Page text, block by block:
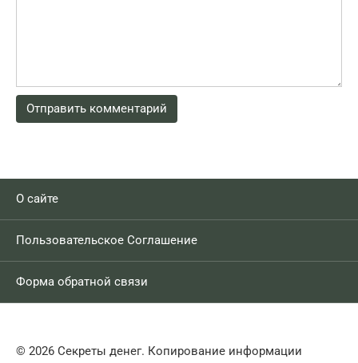
О сайте
Пользовательское Соглашение
Форма обратной связи
© 2026 Секреты денег. Копирование информации